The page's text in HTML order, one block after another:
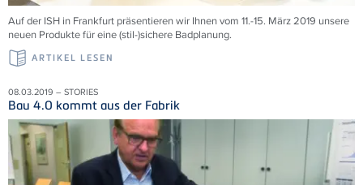
Auf der ISH in Frankfurt präsentieren wir Ihnen vom 11.-15. März 2019 unsere
neuen Produkte für eine (stil-)sichere Badplanung.
ARTIKEL LESEN
08.03.2019 – STORIES
Bau 4.0 kommt aus der Fabrik